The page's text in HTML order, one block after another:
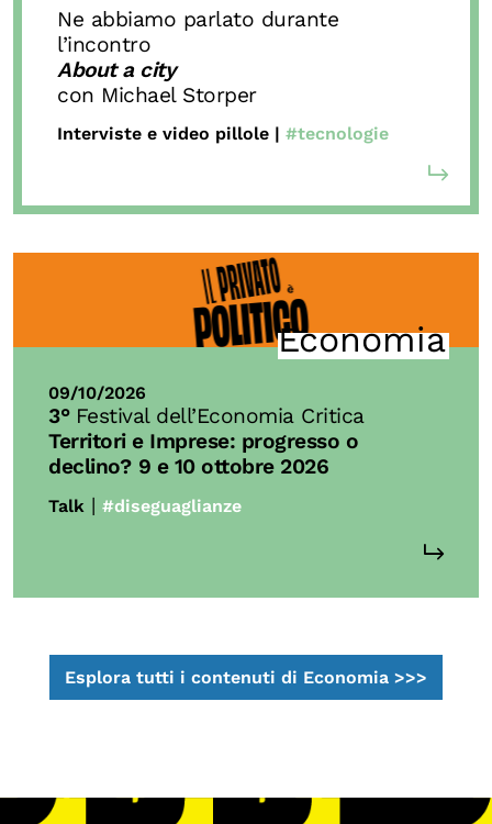
Ne abbiamo parlato durante
l’incontro
About a city
con Michael Storper
Interviste e video pillole | #tecnologie
Economia
09/10/2026
3° Festival dell’Economia Critica
Territori e Imprese: progresso o
declino? 9 e 10 ottobre 2026
Talk | #diseguaglianze
Esplora tutti i contenuti di Economia >>>